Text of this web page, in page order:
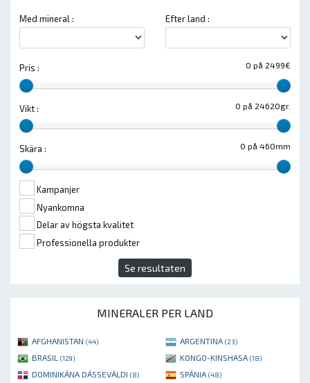
Med mineral : Efter land :
0 på 2499€
Pris :
0 på 24620gr.
Vikt :
0 på 460mm
Skära :
Kampanjer
Nyankomna
Delar av högsta kvalitet
Professionella produkter
Se resultaten
MINERALER PER LAND
AFGHANISTAN (44) ARGENTINA (23)
BRASIL (129) KONGO-KINSHASA (18)
DOMINIKÁNA DÁSSEVÁLDI (8) SPÁNIA (48)